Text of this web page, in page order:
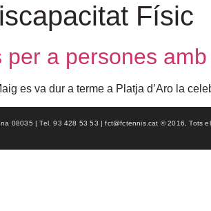
Físic
per a persones
es va dur a terme a Platja d’Aro la
08035 | Tel. 93 428 53 53 | fct@fctennis.cat © 2016, Tots